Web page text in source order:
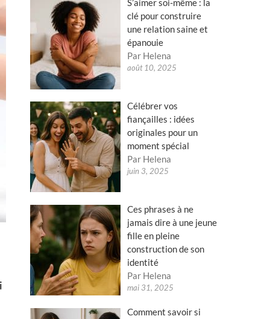
S’aimer soi-même : la
clé pour construire
une relation saine et
épanouie
Par Helena
août 10, 2025
Célébrer vos
fiançailles : idées
originales pour un
moment spécial
Par Helena
juin 3, 2025
Ces phrases à ne
jamais dire à une jeune
fille en pleine
construction de son
identité
Par Helena
mai 31, 2025
Comment savoir si